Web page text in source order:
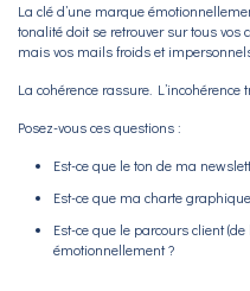
La clé d’une marque
tonalité doit se retrouver sur tous vos
mais vos mails froids et
La cohérence rassure. L’incohérence
Posez-vous ces questions :
Est-ce que le ton de ma
Est-ce que ma charte
Est-ce que le parcours client
émotionnellement ?